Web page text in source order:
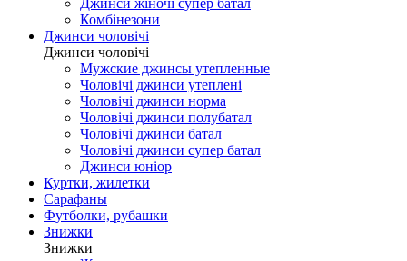
Джинси жіночі супер батал
Комбінезони
Джинси чоловічі
Джинси чоловічі
Мужские джинсы утепленные
Чоловічі джинси утеплені
Чоловічі джинси норма
Чоловічі джинси полубатал
Чоловічі джинси батал
Чоловічі джинси супер батал
Джинси юніор
Куртки, жилетки
Сарафаны
Футболки, рубашки
Знижки
Знижки